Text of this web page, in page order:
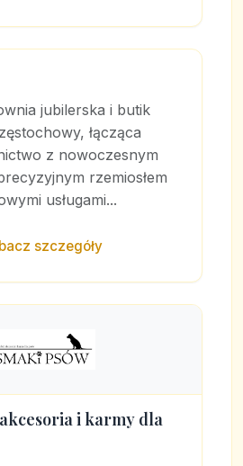
jubilerska i butik
łącząca
z nowoczesnym
rzemiosłem
usługami...
szczegóły
i karmy dla